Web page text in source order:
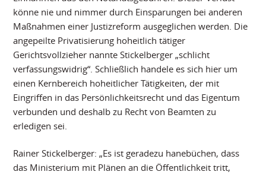
könne nie und nimmer durch Einsparungen bei anderen
Maßnahmen einer Justizreform ausgeglichen werden. Die
angepeilte Privatisierung hoheitlich tätiger
Gerichtsvollzieher nannte Stickelberger „schlicht
verfassungswidrig“. Schließlich handele es sich hier um
einen Kernbereich hoheitlicher Tätigkeiten, der mit
Eingriffen in das Persönlichkeitsrecht und das Eigentum
verbunden und deshalb zu Recht von Beamten zu
erledigen sei.
Rainer Stickelberger: „Es ist geradezu hanebüchen, dass
das Ministerium mit Plänen an die Öffentlichkeit tritt,